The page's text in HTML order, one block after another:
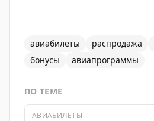
авиабилеты распродажа
бонусы
авиапрограммы
ПО ТЕМЕ
АВИАБИЛЕТЫ